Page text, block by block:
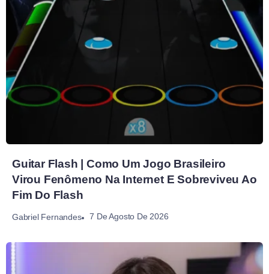
Guitar Flash | Como Um Jogo Brasileiro
Virou Fenômeno Na Internet E Sobreviveu Ao
Fim Do Flash
Gabriel Fernandes 7 De Agosto De 2026